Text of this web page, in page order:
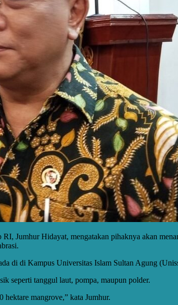
Jumhur Hidayat, mengatakan pihaknya akan
di di Kampus Universitas Islam Sultan Agung
seperti tanggul laut, pompa, maupun polder.
mangrove,” kata Jumhur.